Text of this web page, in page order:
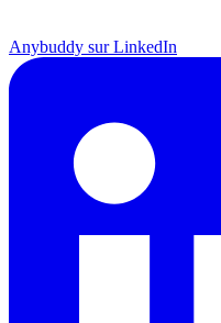
Anybuddy sur LinkedIn